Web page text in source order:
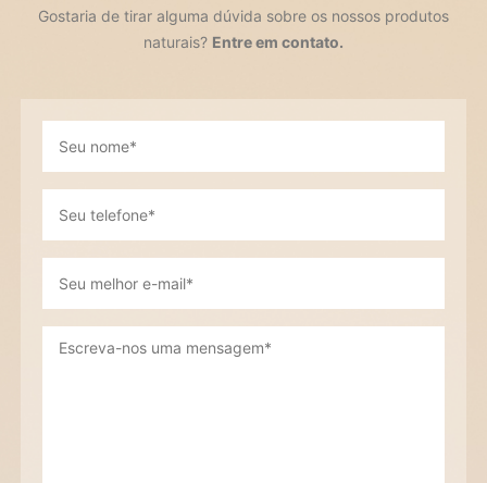
Gostaria de tirar alguma dúvida sobre os nossos produtos
naturais? Entre em contato.